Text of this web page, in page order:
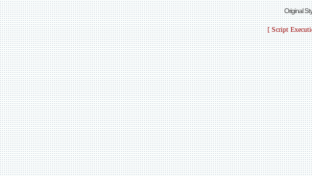
Original
[ Script